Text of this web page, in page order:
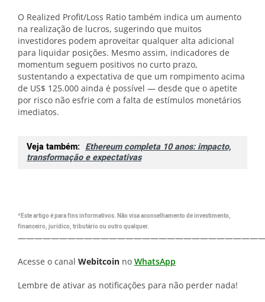
O Realized Profit/Loss Ratio também indica um aumento
na realização de lucros, sugerindo que muitos
investidores podem aproveitar qualquer alta adicional
para liquidar posições. Mesmo assim, indicadores de
momentum seguem positivos no curto prazo,
sustentando a expectativa de que um rompimento acima
de US$ 125.000 ainda é possível — desde que o apetite
por risco não esfrie com a falta de estímulos monetários
imediatos.
Veja também: Ethereum completa 10 anos: impacto,
transformação e expectativas
*Este artigo é para fins informativos. Não visa aconselhamento de investimento,
financeiro, jurídico, tributário ou outro qualquer.
Acesse o canal Webitcoin no WhatsApp
Lembre de ativar as notificações para não perder nada!